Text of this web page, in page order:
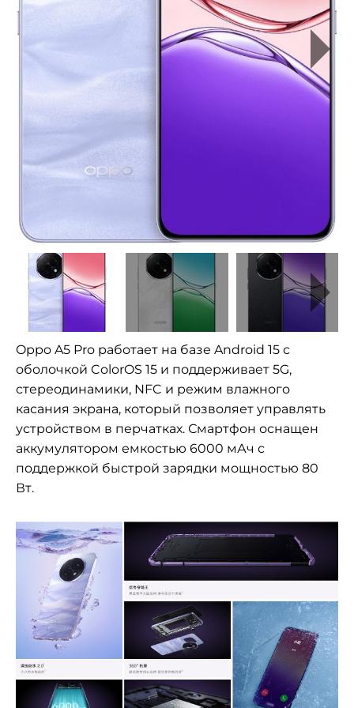
Oppo A5 Pro работает на базе Android 15 с
оболочкой ColorOS 15 и поддерживает 5G,
стереодинамики, NFC и режим влажного
касания экрана, который позволяет управлять
устройством в перчатках. Смартфон оснащен
аккумулятором емкостью 6000 мАч с
поддержкой быстрой зарядки мощностью 80
Вт.